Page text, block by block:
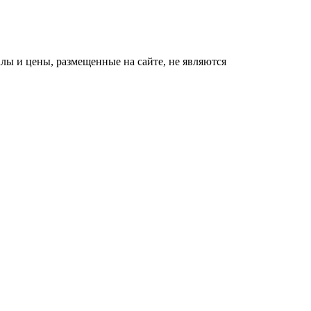
и цены, размещенные на сайте, не являются